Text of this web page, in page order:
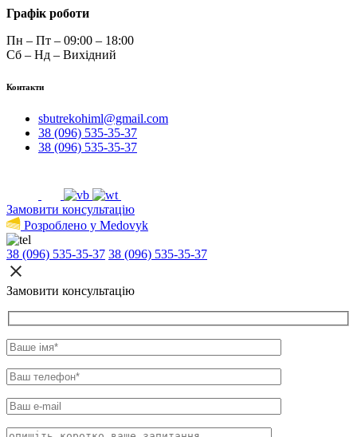
Графік роботи
Пн – Пт – 09:00 – 18:00
Сб – Нд – Вихідний
Контакти
sbutrekohiml@gmail.com
38 (096) 535-35-37
38 (096) 535-35-37
Замовити консультацію
Розроблено у Medovyk
38 (096) 535-35-37 38 (096) 535-35-37
Замовити консультацію